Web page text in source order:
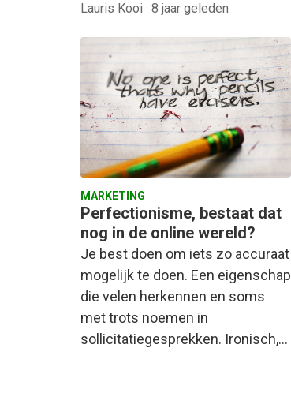
Lauris Kooi · 8 jaar geleden
MARKETING
Perfectionisme, bestaat dat
nog in de online wereld?
Je best doen om iets zo accuraat
mogelijk te doen. Een eigenschap
die velen herkennen en soms
met trots noemen in
sollicitatiegesprekken. Ironisch,…